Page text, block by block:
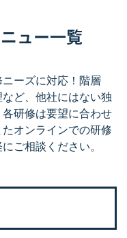
ュー一覧
ーズに対応！階層
ど、他社にはない独
研修は要望に合わせ
オンラインでの研修
ご相談ください。